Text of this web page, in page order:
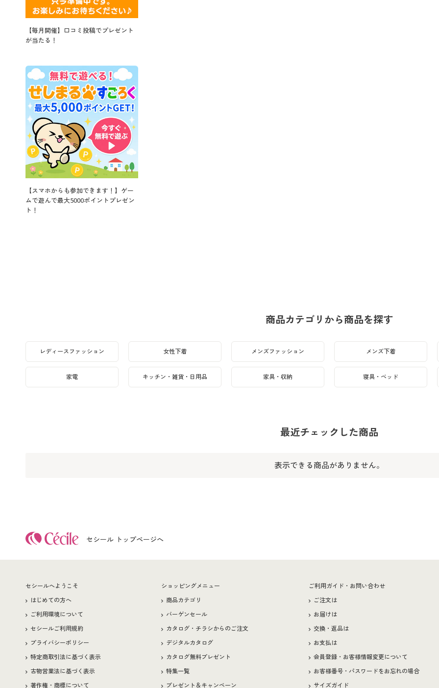
【毎月開催】口コミ投稿でプレゼント
が当たる！
【スマホからも参加できます！】ゲー
ムで遊んで最大5000ポイントプレゼン
ト！
商品カテゴリから商品を探す
レディースファッション 女性下着 メンズファッション メンズ下着
家電 キッチン・雑貨・日用品 家具・収納 寝具・ベッド
最近チェックした商品
表示できる商品がありません。
セシール トップページへ
セシールへようこそ
はじめての方へ
ご利用環境について
セシールご利用規約
プライバシーポリシー
特定商取引法に基づく表示
古物営業法に基づく表示
著作権・商標について
ショッピングメニュー
商品カテゴリ
バーゲンセール
カタログ・チラシからのご注文
デジタルカタログ
カタログ無料プレゼント
特集一覧
プレゼント＆キャンペーン
ご利用ガイド・お問い合わせ
ご注文は
お届けは
交換・返品は
お支払は
会員登録・お客様情報変更について
お客様番号・パスワードをお忘れの場合
サイズガイド